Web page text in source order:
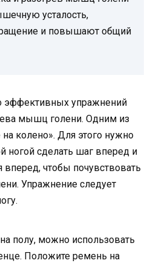
усталость,
и повышают общий
эффективных упражнений
мышц голени. Одним из
на колено». Для этого нужно
ногой сделать шаг вперед и
вперед, чтобы почувствовать
Упражнение следует
полу, можно использовать
Положите ремень на